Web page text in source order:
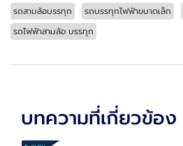
รถสามล้อบรรทุก
รถบรรทุกไฟฟ้าขนาดเล็ก
รถไฟฟ้าสามล้อ บรรทุก
บทความที่เกี่ยวข้อง